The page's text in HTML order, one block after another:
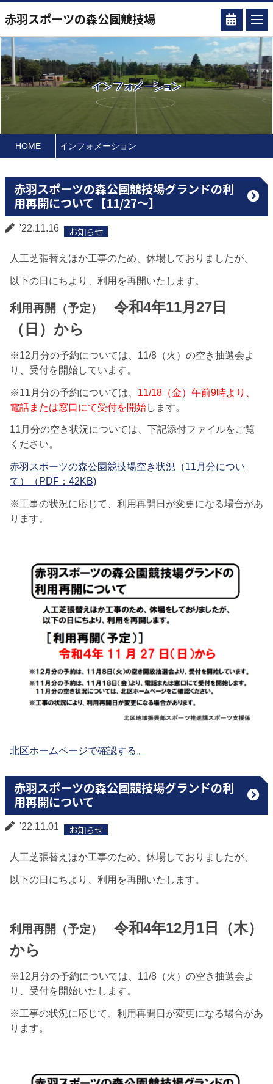
赤羽スポーツの森公園競技場
インフォメーション
HOME インフォメーション
赤羽スポーツの森公園競技場グランドの利
用再開について【11/27～】
'22.11.16 お知らせ
人工芝張替えほか工事のため、休場しておりましたが、
以下の日にちより、利用を再開いたします。
利用再開（予定） 令和4年11月27日
（日）から
※12月分の予約については、11/8（火）の空き抽選会よ
り、受付を開始しています。
※11月分の予約については、 11/18（金）午前9時より、
電話または窓口にて受付を開始します。
11月分の空き状況については、下記添付ファイルをご覧
ください。
赤羽スポーツの森公園競技場空き状況（11月分につい
て）（PDF：42KB)
※工事の状況に応じて、利用再開日が変更になる場合があ
ります。
北区ホームページで確認する。
赤羽スポーツの森公園競技場グランドの利
用再開について
'22.11.01 お知らせ
人工芝張替えほか工事のため、休場しておりましたが、
以下の日にちより、利用を再開いたします。
利用再開（予定） 令和4年12月1日（木）
から
※12月分の予約については、11/8（火）の空き抽選会よ
り、受付を開始いたします。
※工事の状況に応じて、利用再開日が変更になる場合があ
ります。